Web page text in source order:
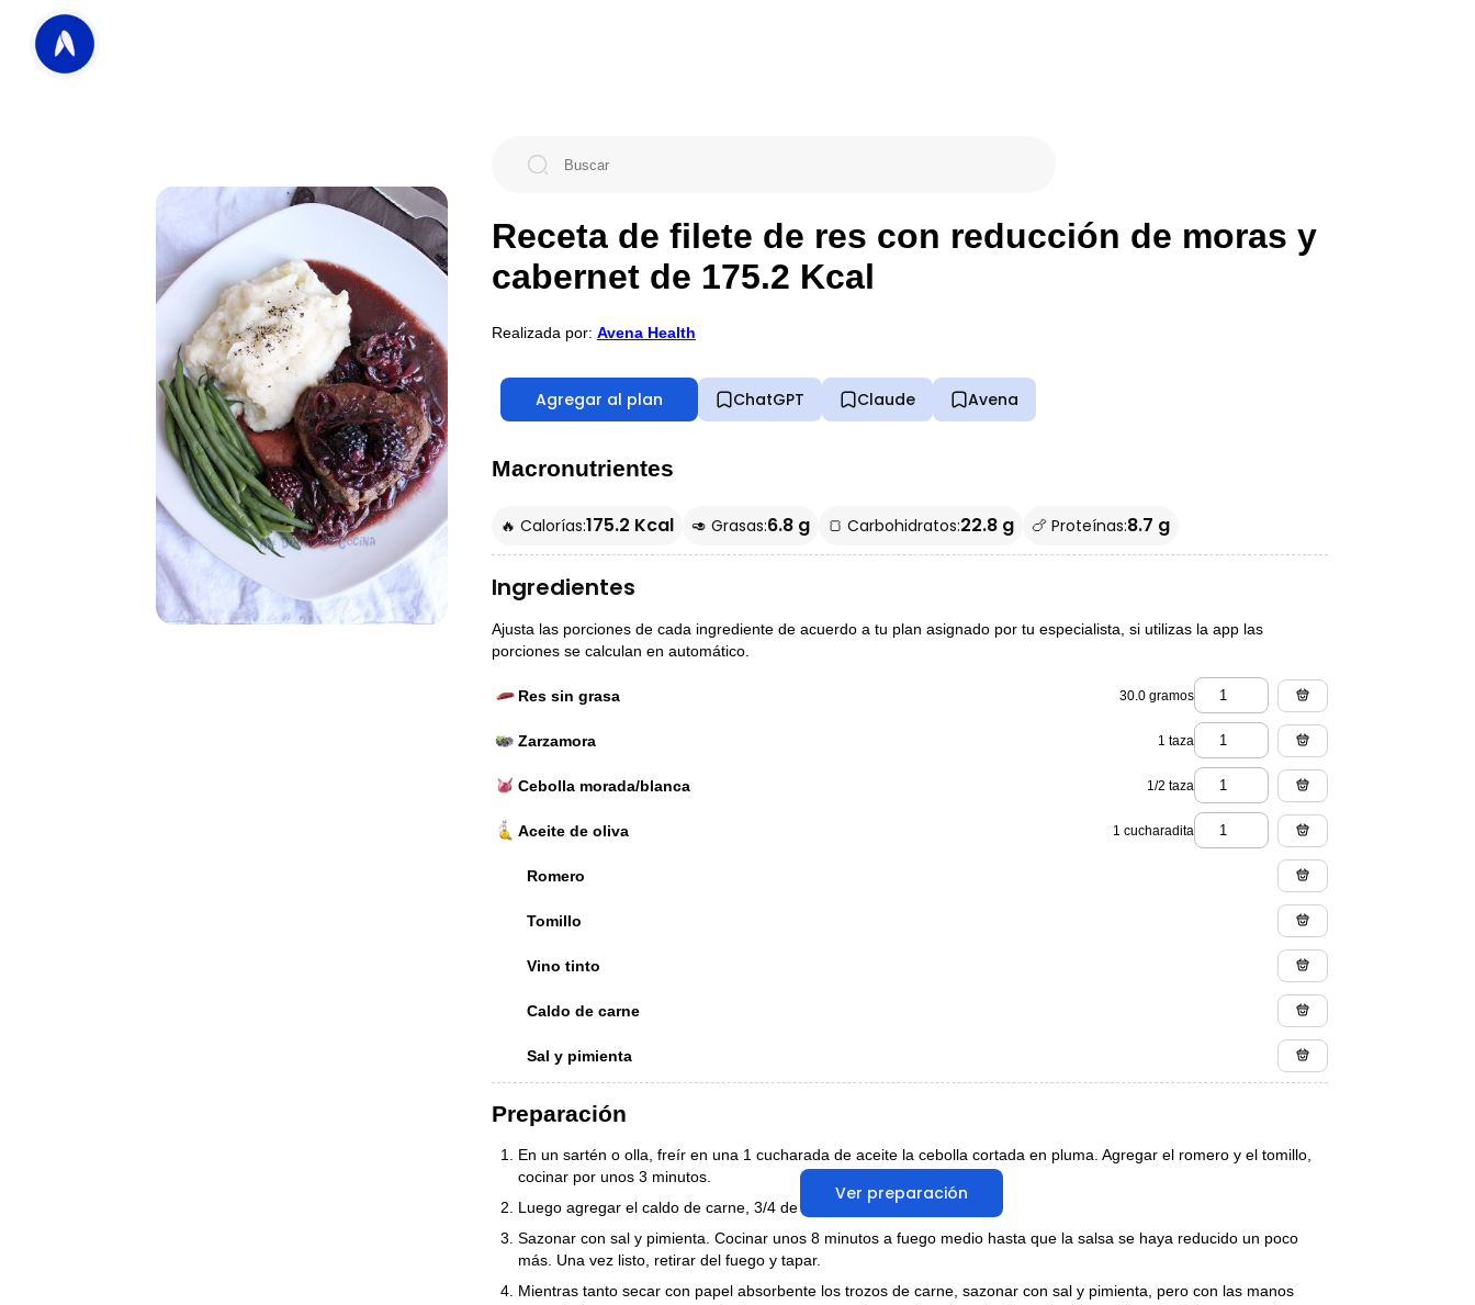
Receta de filete de res con reducción de moras y
cabernet de 175.2 Kcal
Realizada por: Avena Health
Agregar al plan ChatGPT Claude Avena
Macronutrientes
🔥 Calorías:175.2 Kcal 🥑 Grasas:6.8 g 🍞 Carbohidratos:22.8 g 🍗 Proteínas:8.7 g
Ingredientes
Ajusta las porciones de cada ingrediente de acuerdo a tu plan asignado por tu especialista, si utilizas la app las
porciones se calculan en automático.
Res sin grasa 30.0 gramos
Zarzamora 1 taza
Cebolla morada/blanca 1/2 taza
Aceite de oliva 1 cucharadita
Romero
Tomillo
Vino tinto
Caldo de carne
Sal y pimienta
Ver preparación
Preparación
En un sartén o olla, freír en una 1 cucharada de aceite la cebolla cortada en pluma. Agregar el romero y el tomillo,
cocinar por unos 3 minutos.
Luego agregar el caldo de carne, 3/4 de taza de moras molidas
Sazonar con sal y pimienta. Cocinar unos 8 minutos a fuego medio hasta que la salsa se haya reducido un poco
más. Una vez listo, retirar del fuego y tapar.
Mientras tanto secar con papel absorbente los trozos de carne, sazonar con sal y pimienta, pero con las manos